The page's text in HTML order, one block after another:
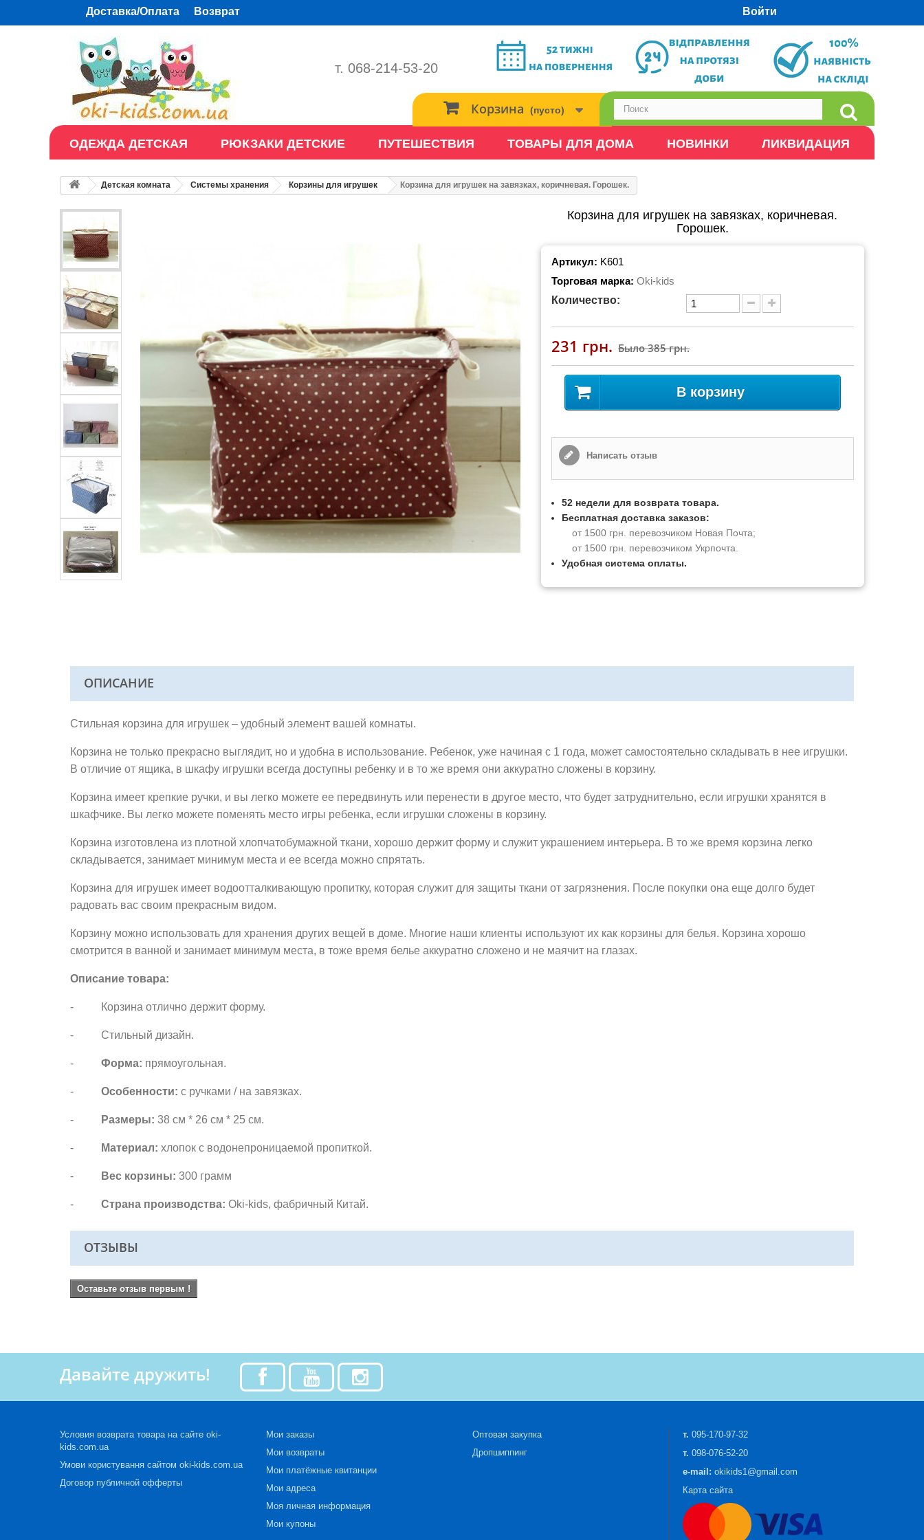
Доставка/Оплата Возврат Войти
т. 068-214-53-20
Корзина (пусто)
ОДЕЖДА ДЕТСКАЯ РЮКЗАКИ ДЕТСКИЕ ПУТЕШЕСТВИЯ ТОВАРЫ ДЛЯ ДОМА НОВИНКИ ЛИКВИДАЦИЯ
Детская комната Системы хранения Корзины для игрушек Корзина для игрушек на завязках, коричневая. Горошек.
Корзина для игрушек на завязках, коричневая.
Горошек.
Артикул: K601
Торговая марка: Oki-kids
Количество:
231 грн. Было385 грн.
В корзину
Написать отзыв
52 недели для возврата товара.
Бесплатная доставка заказов:
от 1500 грн. перевозчиком Новая Почта;
от 1500 грн. перевозчиком Укрпочта.
Удобная система оплаты.
ОПИСАНИЕ
Стильная корзина для игрушек – удобный элемент вашей комнаты.
Корзина не только прекрасно выглядит, но и удобна в использование. Ребенок, уже начиная с 1 года, может самостоятельно складывать в нее игрушки.
В отличие от ящика, в шкафу игрушки всегда доступны ребенку и в то же время они аккуратно сложены в корзину.
Корзина имеет крепкие ручки, и вы легко можете ее передвинуть или перенести в другое место, что будет затруднительно, если игрушки хранятся в
шкафчике. Вы легко можете поменять место игры ребенка, если игрушки сложены в корзину.
Корзина изготовлена из плотной хлопчатобумажной ткани, хорошо держит форму и служит украшением интерьера. В то же время корзина легко
складывается, занимает минимум места и ее всегда можно спрятать.
Корзина для игрушек имеет водоотталкивающую пропитку, которая служит для защиты ткани от загрязнения. После покупки она еще долго будет
радовать вас своим прекрасным видом.
Корзину можно использовать для хранения других вещей в доме. Многие наши клиенты используют их как корзины для белья. Корзина хорошо
смотрится в ванной и занимает минимум места, в тоже время белье аккуратно сложено и не маячит на глазах.
Описание товара:
- Корзина отлично держит форму.
- Стильный дизайн.
- Форма: прямоугольная.
- Особенности: с ручками / на завязках.
- Размеры: 38 см * 26 см * 25 см.
- Материал: хлопок с водонепроницаемой пропиткой.
- Вес корзины: 300 грамм
- Страна производства: Oki-kids, фабричный Китай.
ОТЗЫВЫ
Оставьте отзыв первым !
Давайте дружить!
Условия возврата товара на сайте oki-
kids.com.ua
Умови користування сайтом oki-kids.com.ua
Договор публичной офферты
Мои заказы
Мои возвраты
Мои платёжные квитанции
Мои адреса
Моя личная информация
Мои купоны
Оптовая закупка
Дропшиппинг
т. 095-170-97-32
т. 098-076-52-20
e-mail: okikids1@gmail.com
Карта сайта